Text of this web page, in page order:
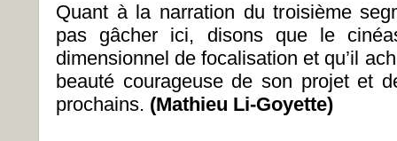
Quant à la narration du troisième
pas gâcher ici, disons que le
dimensionnel de focalisation et qu’il
beauté courageuse de son projet et
prochains. (Mathieu Li-Goyette)